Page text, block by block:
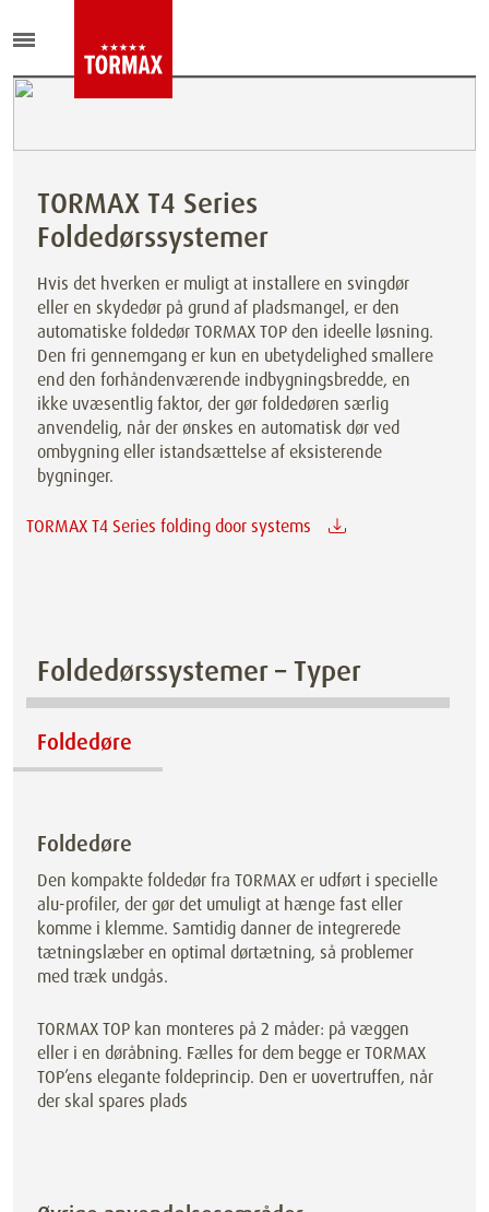
TORMAX T4 Series
Foldedørssystemer
Hvis det hverken er muligt at installere en svingdør
eller en skydedør på grund af pladsmangel, er den
automatiske foldedør TORMAX TOP den ideelle løsning.
Den fri gennemgang er kun en ubetydelighed smallere
end den forhåndenværende indbygningsbredde, en
ikke uvæsentlig faktor, der gør foldedøren særlig
anvendelig, når der ønskes en automatisk dør ved
ombygning eller istandsættelse af eksisterende
bygninger.
TORMAX T4 Series folding door systems
Foldedørssystemer – Typer
Foldedøre
Foldedøre
Den kompakte foldedør fra TORMAX er udført i specielle
alu-profiler, der gør det umuligt at hænge fast eller
komme i klemme. Samtidig danner de integrerede
tætningslæber en optimal dørtætning, så problemer
med træk undgås.
TORMAX TOP kan monteres på 2 måder: på væggen
eller i en døråbning. Fælles for dem begge er TORMAX
TOP’ens elegante foldeprincip. Den er uovertruffen, når
der skal spares plads